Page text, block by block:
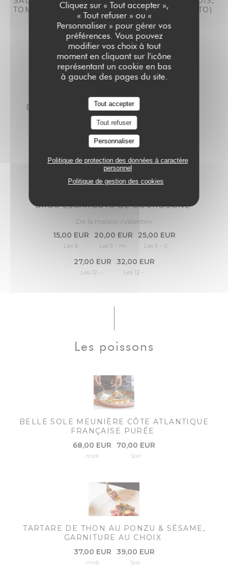
Cliquez sur « Tout accepter »,
« Tout refuser » ou «
Personnaliser » pour gérer vos
préférences. Vous pouvez
modifier vos choix à tout
moment en cliquant sur l'icône
représentant un cookie en bas
à gauche des pages du site.
Tout accepter
Tout refuser
Personnaliser
Politique de protection des données à caractère
personnel
Politique de gestion des cookies
TOMATES CERISES & PAIN GRILLÉ AU PESTO)
18,00 EUR
midi
20,00 EUR
Soir
BURATTA, TOMATES FRAÎCHES & PESTO
17,00 EUR
19,00 EUR
GROS ESCARGOTS DE BOURGOGNE
De la maison «Valentin»
15,00 EUR
Les 6
20,00 EUR
Les 9 - m.
25,00 EUR
Les 9 - S.
27,00 EUR
Les 12 - .
32,00 EUR
Les 12 - .
Les poissons
BELLE SOLE MEUNIÈRE CÔTE ATLANTIQUE
FRANÇAISE PURÉE
68,00 EUR
midi
70,00 EUR
Soir
TARTARE DE THON AU PONZU & SÉSAME,
GARNITURE AU CHOIX
37,00 EUR
midi
39,00 EUR
Soir